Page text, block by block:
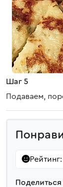
Шаг 5
Подаваем,
Рейтинг: